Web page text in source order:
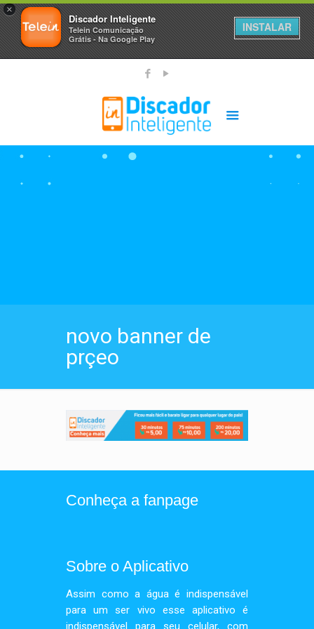
×
Discador Inteligente
Telein Comunicação
Grátis - Na Google Play
INSTALAR
novo banner de
prçeo
Conheça a fanpage
Sobre o Aplicativo
Assim como a água é indispensável
para um ser vivo esse aplicativo é
indispensável para seu celular, com